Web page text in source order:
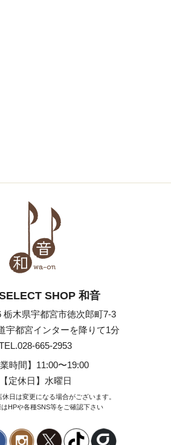
SHOP 和音
栃木県宇都宮市徳次郎町7-3
宇都宮インターを降りて1分
665-2953
業時間】 11:00〜19:00
【定休日】水曜日
日は変更になる場合がございます。
HPや各種SNS等をご確認下さい